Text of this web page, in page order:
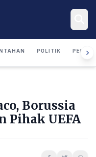
POLITIK
Borussia
Pihak UEFA